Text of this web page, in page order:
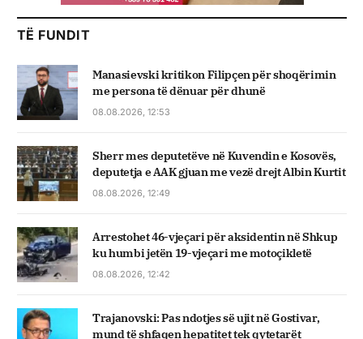
TË FUNDIT
Manasievski kritikon Filipçen për shoqërimin
me persona të dënuar për dhunë
08.08.2026, 12:53
Sherr mes deputetëve në Kuvendin e Kosovës,
deputetja e AAK gjuan me vezë drejt Albin Kurtit
08.08.2026, 12:49
Arrestohet 46-vjeçari për aksidentin në Shkup
ku humbi jetën 19-vjeçari me motoçikletë
08.08.2026, 12:42
Trajanovski: Pas ndotjes së ujit në Gostivar,
mund të shfaqen hepatitet tek qytetarët